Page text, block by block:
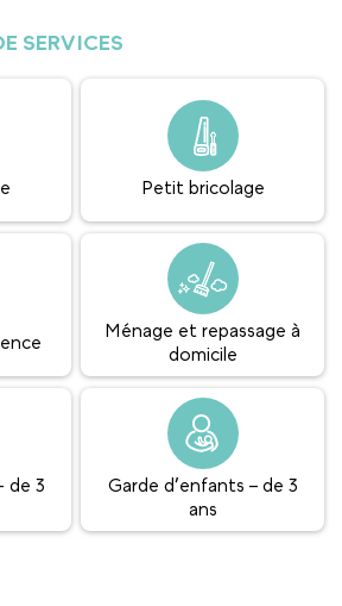
SERVICES
Petit bricolage
Ménage et repassage à
domicile
de 3
Garde d’enfants – de 3
ans